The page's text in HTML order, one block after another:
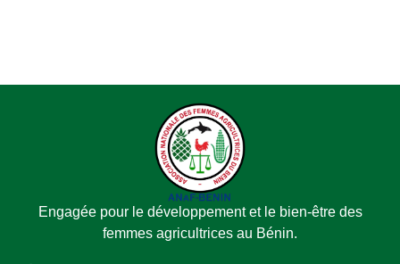
Engagée pour le développement et le bien-être des
femmes agricultrices au Bénin.